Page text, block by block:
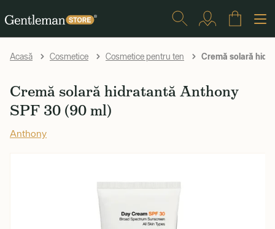
Acasă Cosmetice Cosmetice pentru ten Cremă solară
Cremă solară hidratantă Anthony
SPF 30 (90 ml)
Anthony